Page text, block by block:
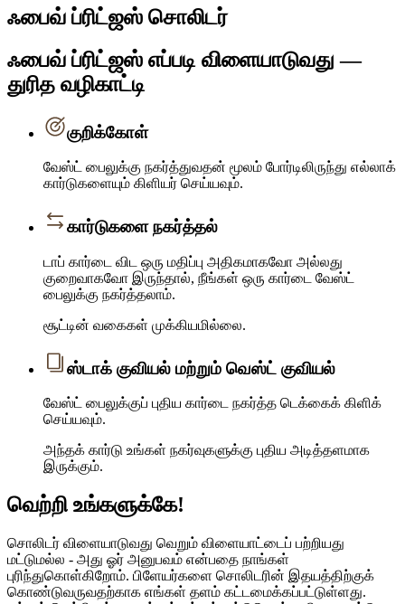
ஃபைவ் ப்ரிட்ஜஸ் சொலிடர்
ஃபைவ் ப்ரிட்ஜஸ் எப்படி விளையாடுவது —
துரித வழிகாட்டி
குறிக்கோள்
வேஸ்ட் பைலுக்கு நகர்த்துவதன் மூலம் போர்டிலிருந்து எல்லாக்
கார்டுகளையும் கிளியர் செய்யவும்.
கார்டுகளை நகர்த்தல்
டாப் கார்டை விட ஒரு மதிப்பு அதிகமாகவோ அல்லது
குறைவாகவோ இருந்தால், நீங்கள் ஒரு கார்டை வேஸ்ட்
பைலுக்கு நகர்த்தலாம்.
சூட்டின் வகைகள் முக்கியமில்லை.
ஸ்டாக் குவியல் மற்றும் வெஸ்ட் குவியல்
வேஸ்ட் பைலுக்குப் புதிய கார்டை நகர்த்த டெக்கைக் கிளிக்
செய்யவும்.
அந்தக் கார்டு உங்கள் நகர்வுகளுக்கு புதிய அடித்தளமாக
இருக்கும்.
வெற்றி உங்களுக்கே!
சொலிடர் விளையாடுவது வெறும் விளையாட்டைப் பற்றியது
மட்டுமல்ல - அது ஓர் அனுபவம் என்பதை நாங்கள்
புரிந்துகொள்கிறோம். பிளேயர்களை சொலிடரின் இதயத்திற்குக்
கொண்டுவருவதற்காக எங்கள் தளம் கட்டமைக்கப்பட்டுள்ளது.